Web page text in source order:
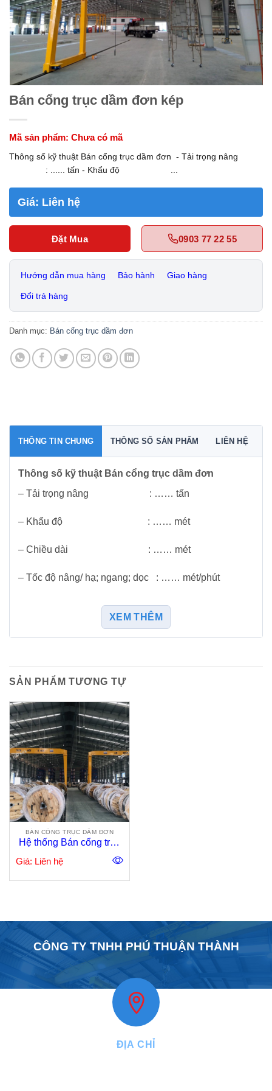
Bán cổng trục dầm đơn kép
Mã sản phẩm: Chưa có mã
Thông số kỹ thuật Bán cổng trục dầm đơn - Tải trọng nâng
: ...... tấn - Khẩu độ ...
Giá: Liên hệ
Đặt Mua 0903 77 22 55
Hướng dẫn mua hàng Bảo hành Giao hàng
Đổi trả hàng
Danh mục: Bán cổng trục dầm đơn
THÔNG TIN CHUNG THÔNG SỐ SẢN PHẨM LIÊN HỆ
Thông số kỹ thuật Bán cổng trục dầm đơn
– Tải trọng nâng : …… tấn
– Khẩu độ : …… mét
– Chiều dài : …… mét
– Tốc độ nâng/ hạ; ngang; dọc : …… mét/phút
XEM THÊM
SẢN PHẨM TƯƠNG TỰ
BÁN CỔNG TRỤC DẦM ĐƠN
Hệ thống Bán cổng trục
Giá: Liên hệ
CÔNG TY TNHH PHÚ THUẬN THÀNH
ĐỊA CHỈ